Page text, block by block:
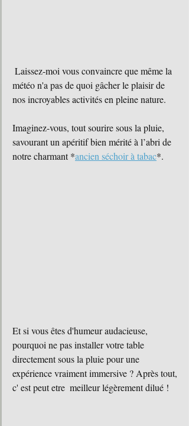
météo n'a pas de quoi gâcher le plaisir de
nos incroyables activités en pleine nature.
Imaginez-vous, tout sourire sous la pluie,
savourant un apéritif bien mérité à l’abri de
notre charmant *ancien séchoir à tabac*.
Et si vous êtes d'humeur audacieuse,
pourquoi ne pas installer votre table
directement sous la pluie pour une
expérience vraiment immersive ? Après tout,
c' est peut etre  meilleur légèrement dilué !